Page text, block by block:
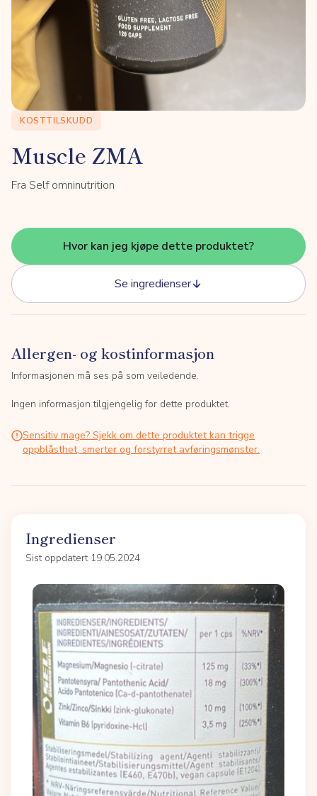
KOSTTILSKUDD
Muscle ZMA
Fra Self omninutrition
Hvor kan jeg kjøpe dette produktet?
Se ingredienser
Allergen- og kostinformasjon
Informasjonen må ses på som veiledende.
Ingen informasjon tilgjengelig for dette produktet.
Sensitiv mage? Sjekk om dette produktet kan trigge
oppblåsthet, smerter og forstyrret avføringsmønster.
Ingredienser
Sist oppdatert 19.05.2024